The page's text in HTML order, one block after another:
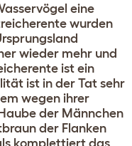
eine
wurden
wieder mehr und
ist ein
ist in der Tat sehr
wegen ihrer
der Männchen
der Flanken
komplettiert das